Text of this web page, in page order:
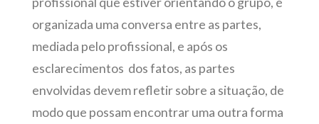
organizada uma conversa entre as partes,
mediada pelo profissional, e após os
esclarecimentos dos fatos, as partes
envolvidas devem refletir sobre a situação, de
modo que possam encontrar uma outra forma